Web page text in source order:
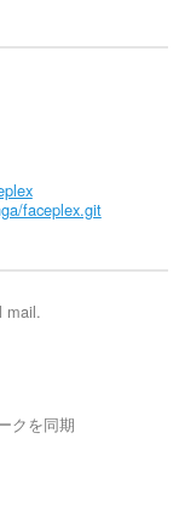
faceplex.git
mail.
クを同期